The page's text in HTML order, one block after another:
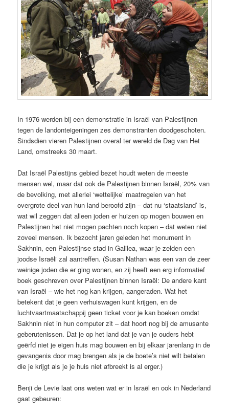
In 1976 werden bij een demonstratie in Israël van Palestijnen
tegen de landonteigeningen zes demonstranten doodgeschoten.
Sindsdien vieren Palestijnen overal ter wereld de Dag van Het
Land, omstreeks 30 maart.
Dat Israël Palestijns gebied bezet houdt weten de meeste
mensen wel, maar dat ook de Palestijnen binnen Israël, 20% van
de bevolking, met allerlei ‘wettelijke’ maatregelen van het
overgrote deel van hun land beroofd zijn – dat nu ‘staatsland’ is,
wat wil zeggen dat alleen joden er huizen op mogen bouwen en
Palestijnen het niet mogen pachten noch kopen – dat weten niet
zoveel mensen. Ik bezocht jaren geleden het monument in
Sakhnin, een Palestijnse stad in Galilea, waar je zelden een
joodse Israëli zal aantreffen. (Susan Nathan was een van de zeer
weinige joden die er ging wonen, en zij heeft een erg informatief
boek geschreven over Palestijnen binnen Israël: De andere kant
van Israël – wie het nog kan krijgen, aangeraden. Wat het
betekent dat je geen verhuiswagen kunt krijgen, en de
luchtvaartmaatschappij geen ticket voor je kan boeken omdat
Sakhnin niet in hun computer zit – dat hoort nog bij de amusante
geberutenissen. Dat je op het land dat je van je ouders hebt
geërfd niet je eigen huis mag bouwen en bij elkaar jarenlang in de
gevangenis door mag brengen als je de boete’s niet wilt betalen
die je krijgt als je je huis niet afbreekt is al erger.)
Benji de Levie laat ons weten wat er in Israël en ook in Nederland
gaat gebeuren: